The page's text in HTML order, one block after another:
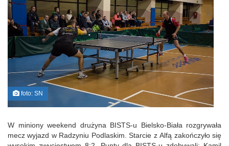
foto: SN
W miniony weekend drużyna BISTS-u Bielsko-Biała rozgrywała
mecz wyjazd w Radzyniu Podlaskim. Starcie z Alfą zakończyło się